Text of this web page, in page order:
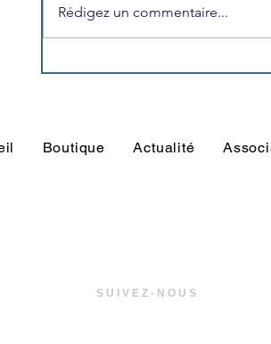
Rédigez un commentaire...
Boutique Actualité
SUIVEZ-NOUS